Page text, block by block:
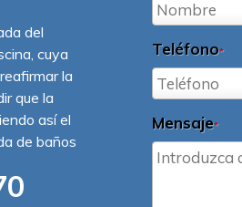
del
cuya
la
que la
así el
de baños
Teléfono*
Mensaje*